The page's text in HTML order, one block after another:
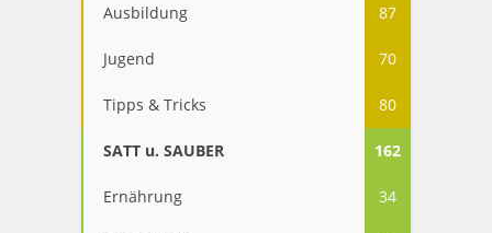
Ausbildung 87
Jugend 70
Tipps & Tricks 80
SATT u. SAUBER 162
Ernährung 34